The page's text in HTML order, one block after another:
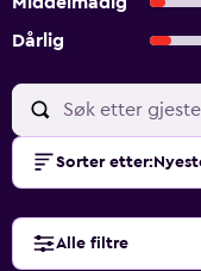
Dårlig
Sorter etter:
Alle filtre